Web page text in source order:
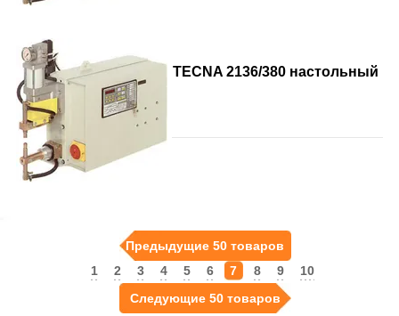
TECNA 2136/380 настольный
Предыдущие 50 товаров
1
2 3 4 5 6 7 8 9
10
Следующие 50 товаров